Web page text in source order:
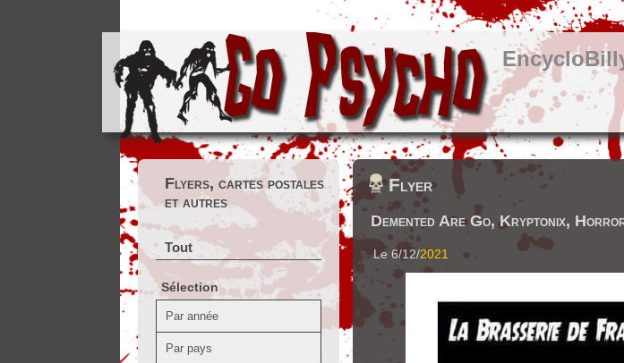
Flyers, cartes postales
et autres
Tout
Sélection
Par année
Par pays
Flyer
Demented Are Go, Kryptonix,
Le 6/12/2021